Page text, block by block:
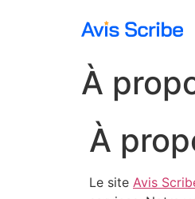
À
À
Le site Avis